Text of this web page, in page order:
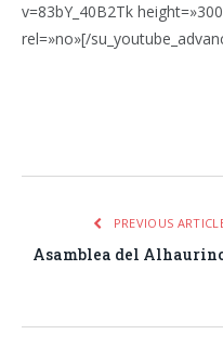
v=83bY_40B2Tk
rel=»no»[/
PREVIOUS
Asamblea del